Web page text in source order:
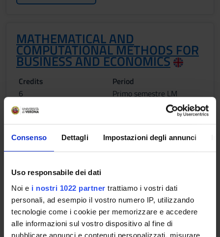
Consenso Dettagli Impostazioni degli annunci
Uso responsabile dei dati
Noi e i nostri 1022 partner trattiamo i vostri dati
personali, ad esempio il vostro numero IP, utilizzando
tecnologie come i cookie per memorizzare e accedere
alle informazioni sul vostro dispositivo al fine di
pubblicare annunci e contenuti personalizzati, misurare
MATHEMATICAL AND
COMPUTATIONAL METHODS FOR
BUSINESS AND ECONOMICS
Credits
6
Period
Primo semestre LM
Academic staff
Athena Picarelli
Lessons timetable
Learning objectives
The course aims at providing students the capabilities for
addressing, in a quantitative framework, the main issues that
arise in the economic and business context. The course is